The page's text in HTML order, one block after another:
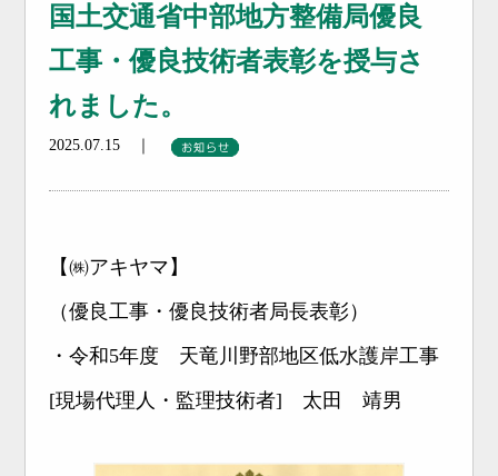
国土交通省中部地方整備局優良
工事・優良技術者表彰を授与さ
れました。
2025.07.15 ｜
【㈱アキヤマ】
（優良工事・優良技術者局長表彰）
・令和5年度 天竜川野部地区低水護岸工事
[現場代理人・監理技術者] 太田 靖男